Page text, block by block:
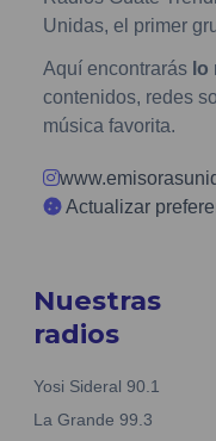
Unidas, el primer
Aquí encontrarás lo
contenidos, redes
música favorita.
Actualizar
Nuestras
radios
Yosi Sideral 90.1
La Grande 99.3